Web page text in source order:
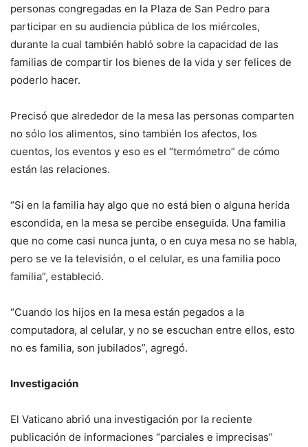
personas congregadas en la Plaza de San Pedro para
participar en su audiencia pública de los miércoles,
durante la cual también habló sobre la capacidad de las
familias de compartir los bienes de la vida y ser felices de
poderlo hacer.
Precisó que alrededor de la mesa las personas comparten
no sólo los alimentos, sino también los afectos, los
cuentos, los eventos y eso es el “termómetro” de cómo
están las relaciones.
“Si en la familia hay algo que no está bien o alguna herida
escondida, en la mesa se percibe enseguida. Una familia
que no come casi nunca junta, o en cuya mesa no se habla,
pero se ve la televisión, o el celular, es una familia poco
familia”, estableció.
“Cuando los hijos en la mesa están pegados a la
computadora, al celular, y no se escuchan entre ellos, esto
no es familia, son jubilados”, agregó.
Investigación
El Vaticano abrió una investigación por la reciente
publicación de informaciones “parciales e imprecisas”